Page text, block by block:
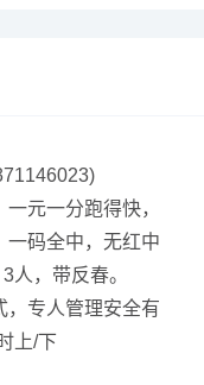
元一分跑得快，
一码全中，无红中
人，带反春。
，专人管理安全有
上/下